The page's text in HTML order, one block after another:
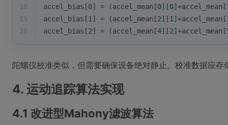
18
accel_bias[0] = (accel_mean[0][0]+accel_mean[
19
accel_bias[1 ] = (accel_mean[2][1 ]+accel_mean[
20
accel_bias[2] = (accel_mean[4][2]+accel_mean[
陀螺仪校准类似，但需要确保设备绝对静止。校准数据应
4. 运动追踪算法实现
4.1 改进型Mahony滤波算法